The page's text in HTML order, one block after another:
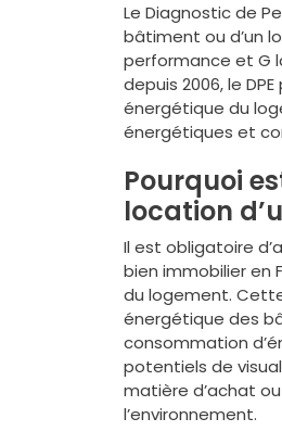
Le Diagnostic de
bâtiment ou d’un
performance et G
depuis 2006, le
énergétique du
énergétiques et
Pourquoi
location
Il est obligatoire
bien immobilier en
du logement.
énergétique des
consommation
potentiels de
matière d’achat
l’environnement.